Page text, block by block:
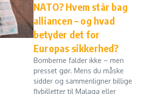
NATO? Hvem står bag
alliancen – og hvad
betyder det for
Europas sikkerhed?
Bomberne falder ikke – men
presset gør. Mens du måske
sidder og sammenligner billige
flybilletter til Malaga eller